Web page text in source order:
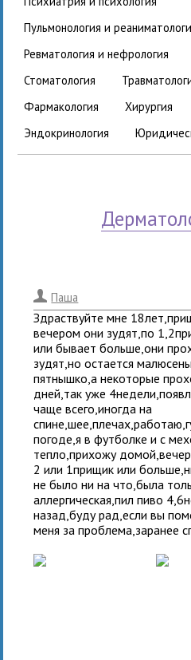
пульмонология и
ревматология и нефрология
стоматология
фармакология
хирургия
эндокринология
. Паша
Здраствуйте мне
вечером они зудят,по
или бывает больше,они
зудят,но остается
пятнышко,а некоторые
дней,так уже
чаще всего,иногда на
погоде,я в футболке и с
тепло,прихожу
2 или 1прищик или
не было ни на что,была
аллергическая,пил пиво
назад,буду рад,если вы
меня за проблема,заранее